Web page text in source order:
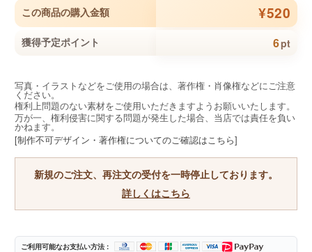
この商品の購入金額 ¥520
獲得予定ポイント 6pt
写真・イラストなどをご使用の場合は、著作権・肖像権などにご注意
ください。
権利上問題のない素材をご使用いただきますようお願いいたします。
万が一、権利侵害に関する問題が発生した場合、当店では責任を負い
かねます。
[制作不可デザイン・著作権についてのご確認はこちら]
新規のご注文、再注文の受付を一時停止しております。
詳しくはこちら
ご利用可能なお支払い方法 :